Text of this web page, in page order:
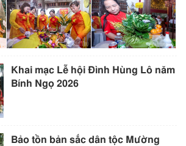
Khai mạc Lễ hội Đình Hùng Lô năm
Bính Ngọ 2026
Bảo tồn bản sắc dân tộc Mường